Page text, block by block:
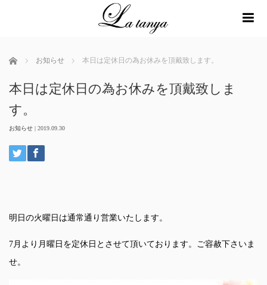
ホーム お知らせ 本日は定休日の為お休みを頂戴致します。
本日は定休日の為お休みを頂戴致しま
す。
お知らせ | 2019.09.30
明日の火曜日は通常通り営業いたします。
7月より月曜日を定休日とさせて頂いております。ご容赦下さいま
せ。